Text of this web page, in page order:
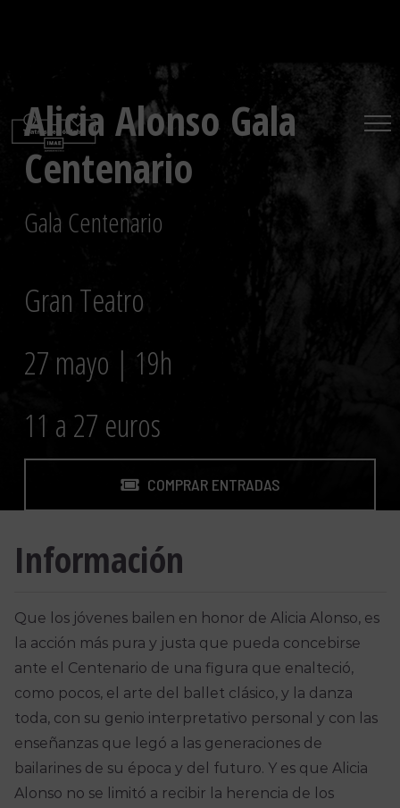
Alicia Alonso Gala
Centenario
Gala Centenario
Gran Teatro
27 mayo | 19h
11 a 27 euros
COMPRAR ENTRADAS
Información
Que los jóvenes bailen en honor de Alicia Alonso, es
la acción más pura y justa que pueda concebirse
ante el Centenario de una figura que enalteció,
como pocos, el arte del ballet clásico, y la danza
toda, con su genio interpretativo personal y con las
enseñanzas que legó a las generaciones de
bailarines de su época y del futuro. Y es que Alicia
Alonso no se limitó a recibir la herencia de los